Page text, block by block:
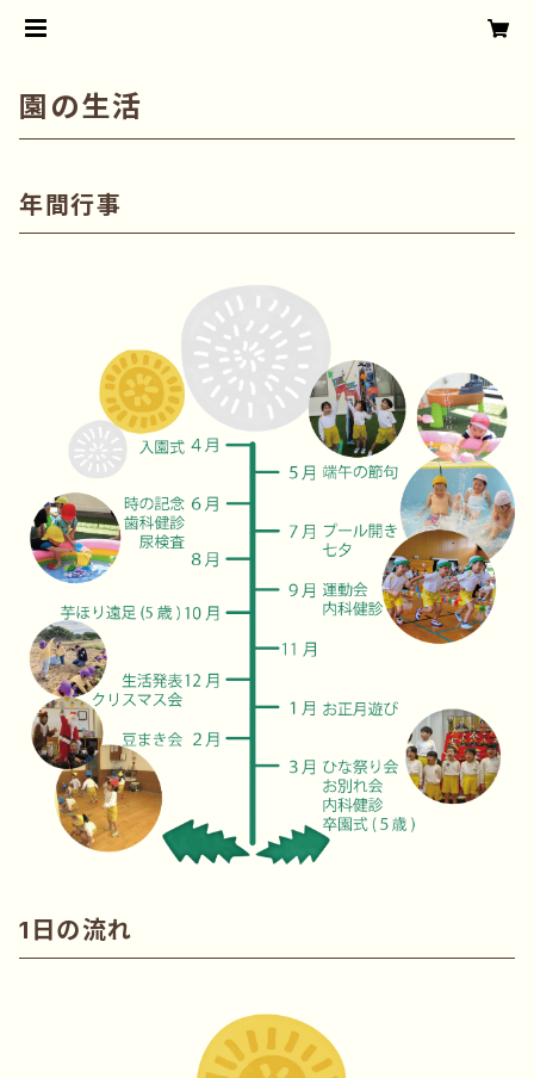
園の生活
年間行事
1日の流れ